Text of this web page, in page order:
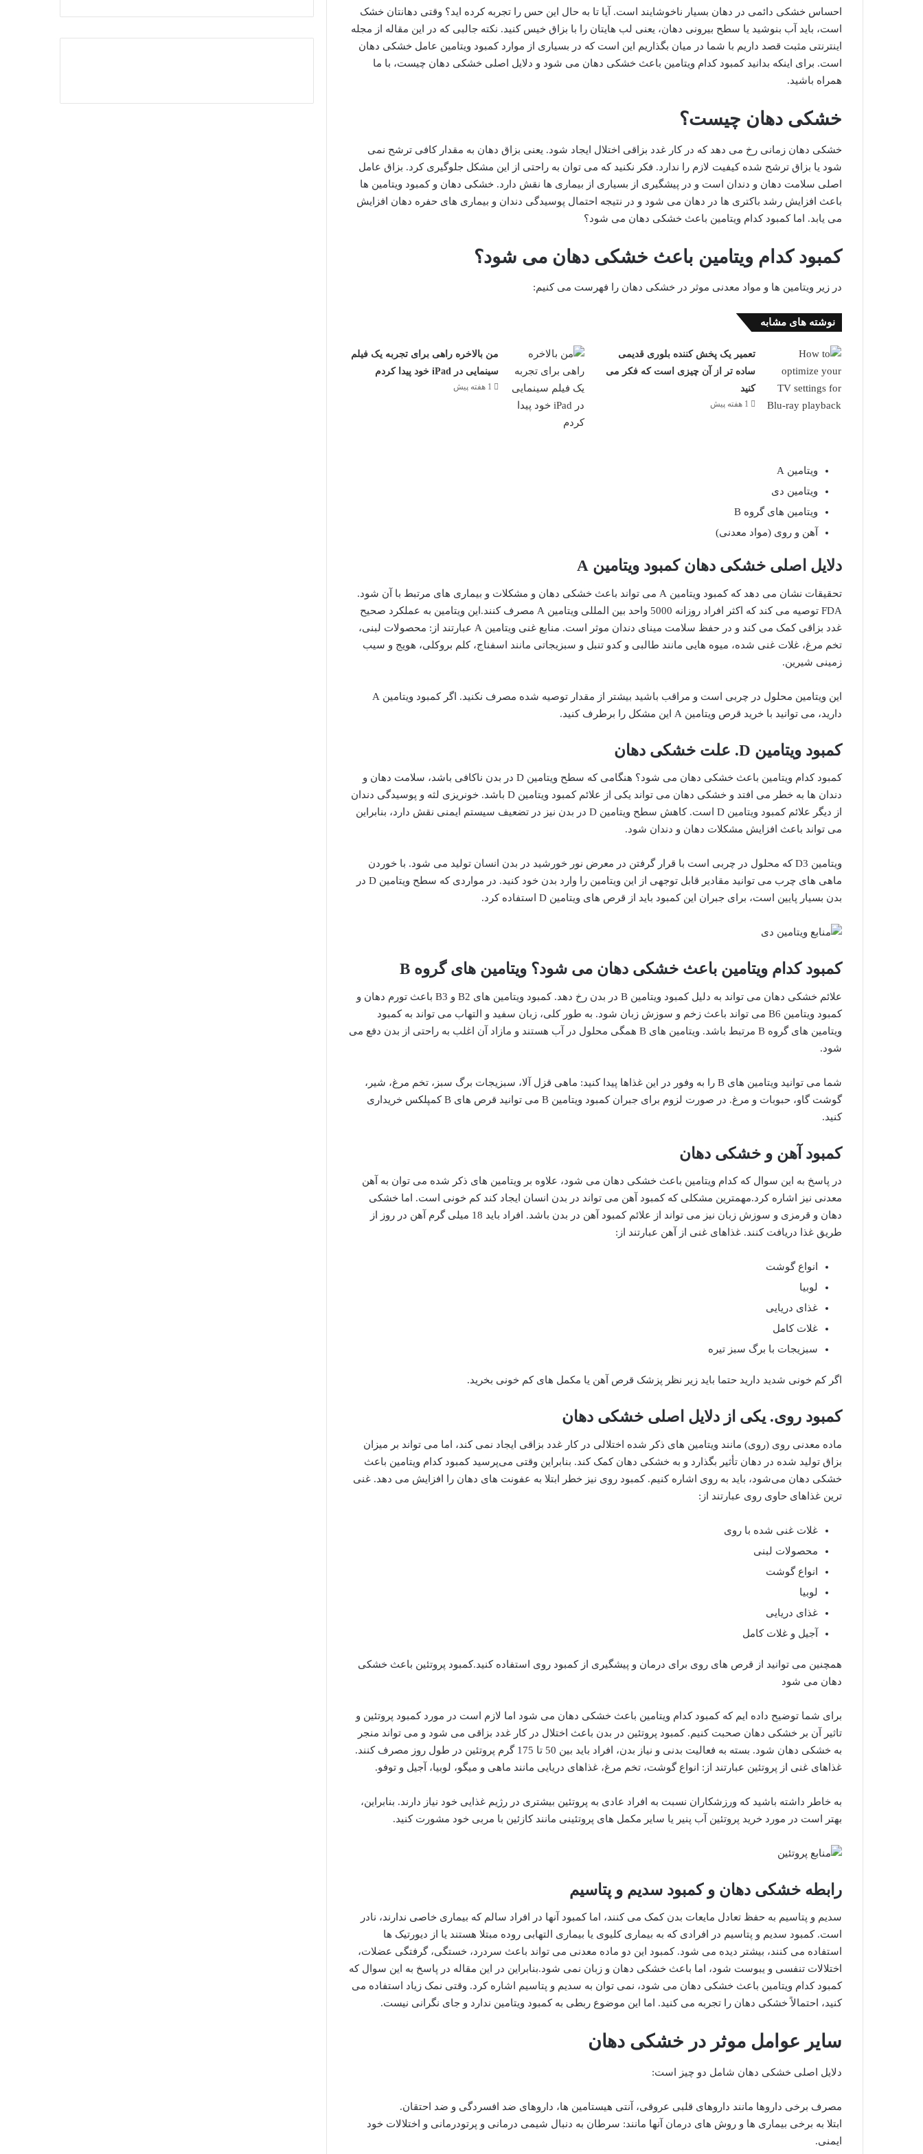
احساس خشکی دائمی در دهان بسیار ناخوشایند است. آیا تا به حال این حس را تجربه کرده اید؟ وقتی دهانتان خشک
است، باید آب بنوشید یا سطح بیرونی دهان، یعنی لب هایتان را با بزاق خیس کنید. نکته جالبی که در این مقاله از مجله
اینترنتی مثبت قصد داریم با شما در میان بگذاریم این است که در بسیاری از موارد کمبود ویتامین عامل خشکی دهان
است. برای اینکه بدانید کمبود کدام ویتامین باعث خشکی دهان می شود و دلایل اصلی خشکی دهان چیست، با ما
همراه باشید.
خشکی دهان چیست؟
خشکی دهان زمانی رخ می دهد که در کار غدد بزاقی اختلال ایجاد شود. یعنی بزاق دهان به مقدار کافی ترشح نمی
شود یا بزاق ترشح شده کیفیت لازم را ندارد. فکر نکنید که می توان به راحتی از این مشکل جلوگیری کرد. بزاق عامل
اصلی سلامت دهان و دندان است و در پیشگیری از بسیاری از بیماری ها نقش دارد. خشکی دهان و کمبود ویتامین ها
باعث افزایش رشد باکتری ها در دهان می شود و در نتیجه احتمال پوسیدگی دندان و بیماری های حفره دهان افزایش
می یابد. اما کمبود کدام ویتامین باعث خشکی دهان می شود؟
کمبود کدام ویتامین باعث خشکی دهان می شود؟
در زیر ویتامین ها و مواد معدنی موثر در خشکی دهان را فهرست می کنیم:
نوشته های مشابه
تعمیر یک پخش کننده بلوری قدیمی
ساده تر از آن چیزی است که فکر می
کنید
1 هفته پیش
من بالاخره راهی برای تجربه یک فیلم
سینمایی در iPad خود پیدا کردم
1 هفته پیش
ویتامین A
ویتامین دی
ویتامین های گروه B
آهن و روی (مواد معدنی)
دلایل اصلی خشکی دهان کمبود ویتامین A
تحقیقات نشان می دهد که کمبود ویتامین A می تواند باعث خشکی دهان و مشکلات و بیماری های مرتبط با آن شود.
FDA توصیه می کند که اکثر افراد روزانه 5000 واحد بین المللی ویتامین A مصرف کنند.این ویتامین به عملکرد صحیح
غدد بزاقی کمک می کند و در حفظ سلامت مینای دندان موثر است. منابع غنی ویتامین A عبارتند از: محصولات لبنی،
تخم مرغ، غلات غنی شده، میوه هایی مانند طالبی و کدو تنبل و سبزیجاتی مانند اسفناج، کلم بروکلی، هویج و سیب
زمینی شیرین.
این ویتامین محلول در چربی است و مراقب باشید بیشتر از مقدار توصیه شده مصرف نکنید. اگر کمبود ویتامین A
دارید، می توانید با خرید قرص ویتامین A این مشکل را برطرف کنید.
کمبود ویتامین D. علت خشکی دهان
کمبود کدام ویتامین باعث خشکی دهان می شود؟ هنگامی که سطح ویتامین D در بدن ناکافی باشد، سلامت دهان و
دندان ها به خطر می افتد و خشکی دهان می تواند یکی از علائم کمبود ویتامین D باشد. خونریزی لثه و پوسیدگی دندان
از دیگر علائم کمبود ویتامین D است. کاهش سطح ویتامین D در بدن نیز در تضعیف سیستم ایمنی نقش دارد، بنابراین
می تواند باعث افزایش مشکلات دهان و دندان شود.
ویتامین D3 که محلول در چربی است با قرار گرفتن در معرض نور خورشید در بدن انسان تولید می شود. با خوردن
ماهی های چرب می توانید مقادیر قابل توجهی از این ویتامین را وارد بدن خود کنید. در مواردی که سطح ویتامین D در
بدن بسیار پایین است، برای جبران این کمبود باید از قرص های ویتامین D استفاده کرد.
کمبود کدام ویتامین باعث خشکی دهان می شود؟ ویتامین های گروه B
علائم خشکی دهان می تواند به دلیل کمبود ویتامین B در بدن رخ دهد. کمبود ویتامین های B2 و B3 باعث تورم دهان و
کمبود ویتامین B6 می تواند باعث زخم و سوزش زبان شود. به طور کلی، زبان سفید و التهاب می تواند به کمبود
ویتامین های گروه B مرتبط باشد. ویتامین های B همگی محلول در آب هستند و مازاد آن اغلب به راحتی از بدن دفع می
شود.
شما می توانید ویتامین های B را به وفور در این غذاها پیدا کنید: ماهی قزل آلا، سبزیجات برگ سبز، تخم مرغ، شیر،
گوشت گاو، حبوبات و مرغ. در صورت لزوم برای جبران کمبود ویتامین B می توانید قرص های B کمپلکس خریداری
کنید.
کمبود آهن و خشکی دهان
در پاسخ به این سوال که کدام ویتامین باعث خشکی دهان می شود، علاوه بر ویتامین های ذکر شده می توان به آهن
معدنی نیز اشاره کرد.مهمترین مشکلی که کمبود آهن می تواند در بدن انسان ایجاد کند کم خونی است. اما خشکی
دهان و قرمزی و سوزش زبان نیز می تواند از علائم کمبود آهن در بدن باشد. افراد باید 18 میلی گرم آهن در روز از
طریق غذا دریافت کنند. غذاهای غنی از آهن عبارتند از:
انواع گوشت
لوبیا
غذای دریایی
غلات کامل
سبزیجات با برگ سبز تیره
اگر کم خونی شدید دارید حتما باید زیر نظر پزشک قرص آهن یا مکمل های کم خونی بخرید.
کمبود روی. یکی از دلایل اصلی خشکی دهان
ماده معدنی روی (روی) مانند ویتامین های ذکر شده اختلالی در کار غدد بزاقی ایجاد نمی کند، اما می تواند بر میزان
بزاق تولید شده در دهان تأثیر بگذارد و به خشکی دهان کمک کند. بنابراین وقتی می‌پرسید کمبود کدام ویتامین باعث
خشکی دهان می‌شود، باید به روی اشاره کنیم. کمبود روی نیز خطر ابتلا به عفونت های دهان را افزایش می دهد. غنی
ترین غذاهای حاوی روی عبارتند از:
غلات غنی شده با روی
محصولات لبنی
انواع گوشت
لوبیا
غذای دریایی
آجیل و غلات کامل
همچنین می توانید از قرص های روی برای درمان و پیشگیری از کمبود روی استفاده کنید.کمبود پروتئین باعث خشکی
دهان می شود
برای شما توضیح داده ایم که کمبود کدام ویتامین باعث خشکی دهان می شود اما لازم است در مورد کمبود پروتئین و
تاثیر آن بر خشکی دهان صحبت کنیم. کمبود پروتئین در بدن باعث اختلال در کار غدد بزاقی می شود و می تواند منجر
به خشکی دهان شود. بسته به فعالیت بدنی و نیاز بدن، افراد باید بین 50 تا 175 گرم پروتئین در طول روز مصرف کنند.
غذاهای غنی از پروتئین عبارتند از: انواع گوشت، تخم مرغ، غذاهای دریایی مانند ماهی و میگو، لوبیا، آجیل و توفو.
به خاطر داشته باشید که ورزشکاران نسبت به افراد عادی به پروتئین بیشتری در رژیم غذایی خود نیاز دارند. بنابراین،
بهتر است در مورد خرید پروتئین آب پنیر یا سایر مکمل های پروتئینی مانند کازئین با مربی خود مشورت کنید.
رابطه خشکی دهان و کمبود سدیم و پتاسیم
سدیم و پتاسیم به حفظ تعادل مایعات بدن کمک می کنند، اما کمبود آنها در افراد سالم که بیماری خاصی ندارند، نادر
است. کمبود سدیم و پتاسیم در افرادی که به بیماری کلیوی یا بیماری التهابی روده مبتلا هستند یا از دیورتیک ها
استفاده می کنند، بیشتر دیده می شود. کمبود این دو ماده معدنی می تواند باعث سردرد، خستگی، گرفتگی عضلات،
اختلالات تنفسی و یبوست شود، اما باعث خشکی دهان و زبان نمی شود.بنابراین در این مقاله در پاسخ به این سوال که
کمبود کدام ویتامین باعث خشکی دهان می شود، نمی توان به سدیم و پتاسیم اشاره کرد. وقتی نمک زیاد استفاده می
کنید، احتمالاً خشکی دهان را تجربه می کنید. اما این موضوع ربطی به کمبود ویتامین ندارد و جای نگرانی نیست.
سایر عوامل موثر در خشکی دهان
دلایل اصلی خشکی دهان شامل دو چیز است:
مصرف برخی داروها مانند داروهای قلبی عروقی، آنتی هیستامین ها، داروهای ضد افسردگی و ضد احتقان.
ابتلا به برخی بیماری ها و روش های درمان آنها مانند: سرطان به دنبال شیمی درمانی و پرتودرمانی و اختلالات خود
ایمنی.